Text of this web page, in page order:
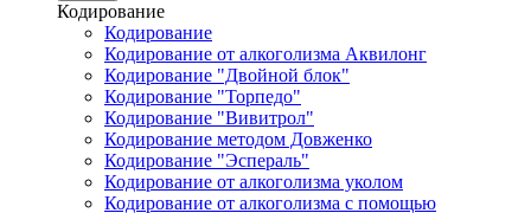
Кодирование
Кодирование
Кодирование от алкоголизма Аквилонг
Кодирование "Двойной блок"
Кодирование "Торпедо"
Кодирование "Вивитрол"
Кодирование методом Довженко
Кодирование "Эспераль"
Кодирование от алкоголизма уколом
Кодирование от алкоголизма с помощью